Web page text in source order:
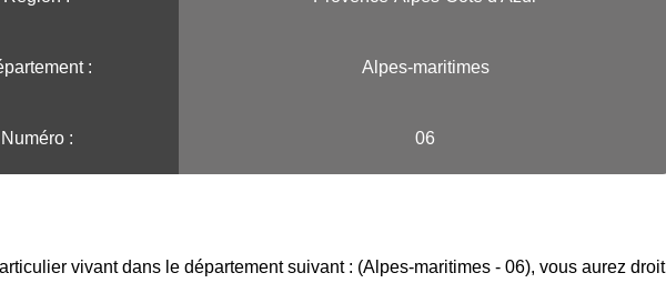
: Alpes-maritimes
Numéro : 06
vivant dans le département suivant : (Alpes-maritimes - 06), vous aurez droit